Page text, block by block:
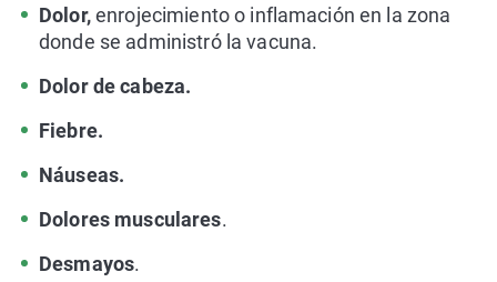
Dolor,enrojecimiento o inflamación en la zona
donde se administró la vacuna.
Dolor de cabeza.
Fiebre.
Náuseas.
Dolores musculares.
Desmayos.